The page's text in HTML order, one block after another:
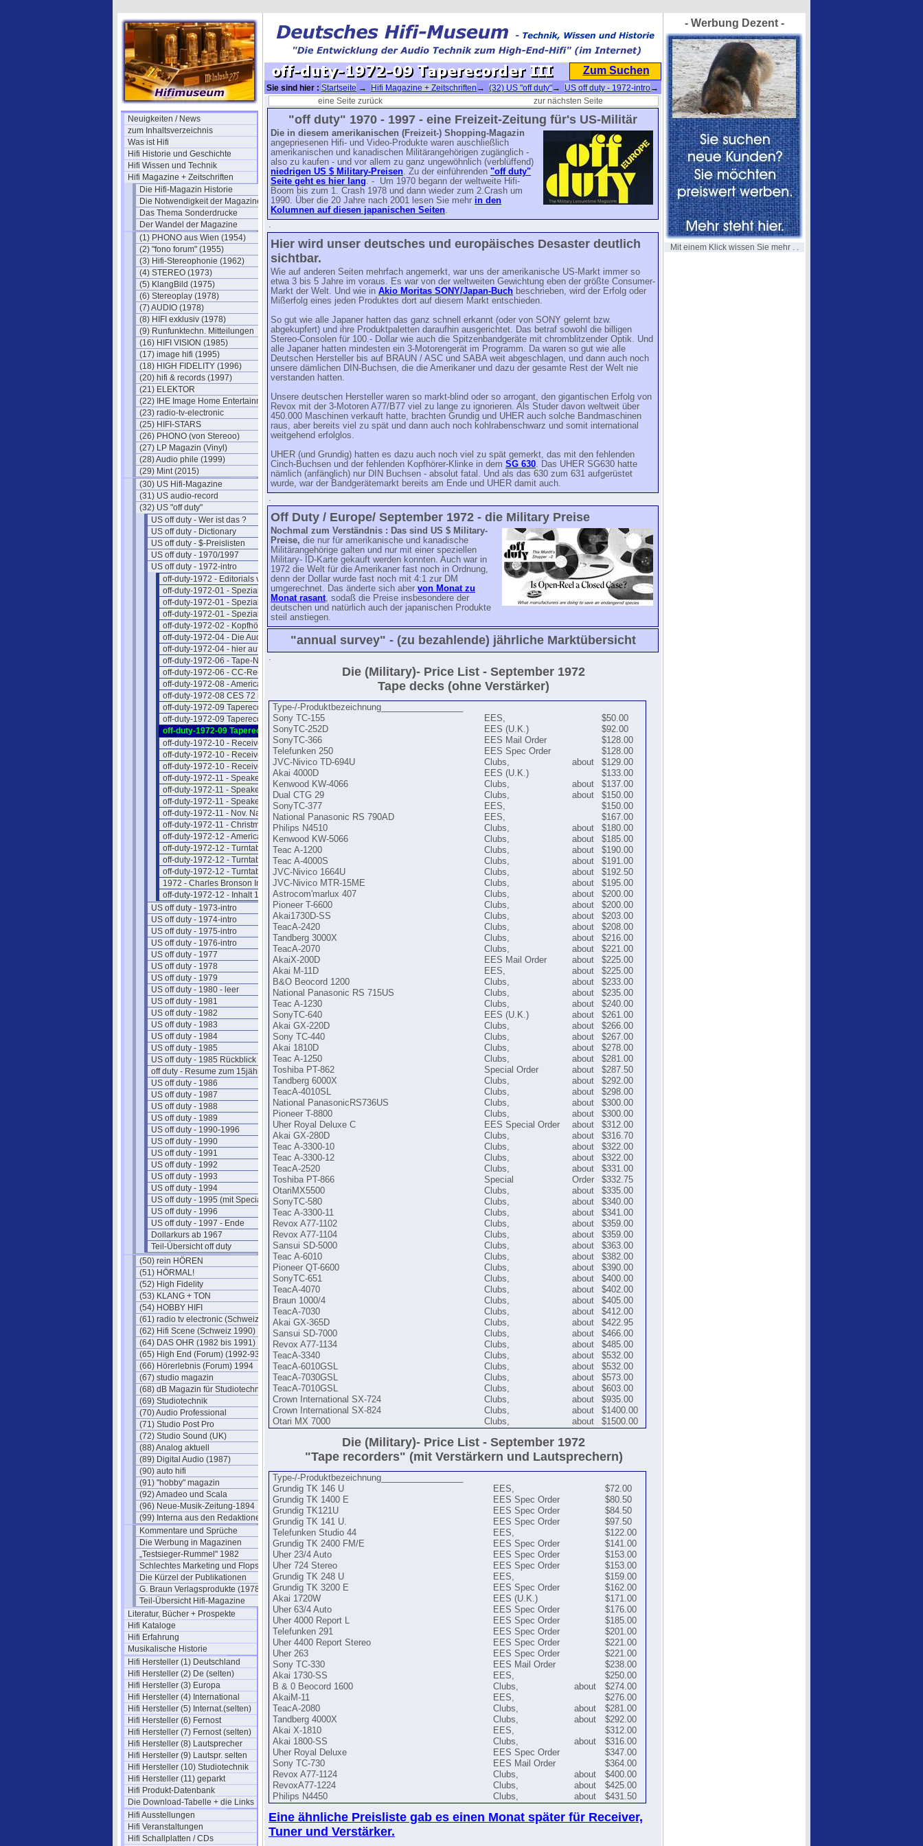
Neuigkeiten / News
zum Inhaltsverzeichnis
Was ist Hifi
Hifi Historie und Geschichte
Hifi Wissen und Technik
Hifi Magazine + Zeitschriften
Die Hifi-Magazin Historie
Die Notwendigkeit der Magazine
Das Thema Sonderdrucke
Der Wandel der Magazine
(1) PHONO aus Wien (1954)
(2) "fono forum" (1955)
(3) Hifi-Stereophonie (1962)
(4) STEREO (1973)
(5) KlangBild (1975)
(6) Stereoplay (1978)
(7) AUDIO (1978)
(8) HIFI exklusiv (1978)
(9) Runfunktechn. Mitteilungen
(16) HIFI VISION (1985)
(17) image hifi (1995)
(18) HIGH FIDELITY (1996)
(20) hifi & records (1997)
(21) ELEKTOR
(22) IHE Image Home Entertainment
(23) radio-tv-electronic
(25) HIFI-STARS
(26) PHONO (von Stereoo)
(27) LP Magazin (Vinyl)
(28) Audio phile (1999)
(29) Mint (2015)
(30) US Hifi-Magazine
(31) US audio-record
(32) US "off duty"
US off duty - Wer ist das ?
US off duty - Dictionary
US off duty - $-Preislisten
US off duty - 1970/1997
US off duty - 1972-intro
off-duty-1972 - Editorials von 1-12
off-duty-1972-01 - Spezial-Hifi I
off-duty-1972-01 - Spezial-Hifi II
off-duty-1972-01 - Spezial-Hifi III
off-duty-1972-02 - Kopfhörer
off-duty-1972-04 - Die Audio Clubs
off-duty-1972-04 - hier auf deutsch
off-duty-1972-06 - Tape-News
off-duty-1972-06 - CC-Recorder
off-duty-1972-08 - American Cars
off-duty-1972-08 CES 72 in Chicago
off-duty-1972-09 Taperecorder I
off-duty-1972-09 Taperecorder II
off-duty-1972-09 Taperecorder III
off-duty-1972-10 - Receiver Intro
off-duty-1972-10 - Receiver Liste
off-duty-1972-10 - Receiver Preise
off-duty-1972-11 - Speaker Intro
off-duty-1972-11 - Speaker Liste
off-duty-1972-11 - Speaker Preise
off-duty-1972-11 - Nov. Nachtrag
off-duty-1972-11 - Christm-Shopper
off-duty-1972-12 - American Cars
off-duty-1972-12 - Turntab. Intro
off-duty-1972-12 - Turntable Liste
off-duty-1972-12 - Turntab.Preise
1972 - Charles Bronson Interview
off-duty-1972-12 - Inhalt 1972
US off duty - 1973-intro
US off duty - 1974-intro
US off duty - 1975-intro
US off duty - 1976-intro
US off duty - 1977
US off duty - 1978
US off duty - 1979
US off duty - 1980 - leer
US off duty - 1981
US off duty - 1982
US off duty - 1983
US off duty - 1984
US off duty - 1985
US off duty - 1985 Rückblick
off duty - Resume zum 15jährigen
US off duty - 1986
US off duty - 1987
US off duty - 1988
US off duty - 1989
US off duty - 1990-1996
US off duty - 1990
US off duty - 1991
US off duty - 1992
US off duty - 1993
US off duty - 1994
US off duty - 1995 (mit Special)
US off duty - 1996
US off duty - 1997 - Ende
Dollarkurs ab 1967
Teil-Übersicht off duty
(50) rein HÖREN
(51) HÖRMAL!
(52) High Fidelity
(53) KLANG + TON
(54) HOBBY HIFI
(61) radio tv electronic (Schweiz)
(62) Hifi Scene (Schweiz 1990)
(64) DAS OHR (1982 bis 1991)
(65) High End (Forum) (1992-93)
(66) Hörerlebnis (Forum) 1994
(67) studio magazin
(68) dB Magazin für Studiotechnik
(69) Studiotechnik
(70) Audio Professional
(71) Studio Post Pro
(72) Studio Sound (UK)
(88) Analog aktuell
(89) Digital Audio (1987)
(90) auto hifi
(91) "hobby" magazin
(92) Amadeo und Scala
(96) Neue-Musik-Zeitung-1894
(99) Interna aus den Redaktionen
Kommentare und Sprüche
Die Werbung in Magazinen
„Testsieger-Rummel" 1982
Schlechtes Marketing und Flops
Die Kürzel der Publikationen
G. Braun Verlagsprodukte (1978)
Teil-Übersicht Hifi-Magazine
Literatur, Bücher + Prospekte
Hifi Kataloge
Hifi Erfahrung
Musikalische Historie
Hifi Hersteller (1) Deutschland
Hifi Hersteller (2) De (selten)
Hifi Hersteller (3) Europa
Hifi Hersteller (4) International
Hifi Hersteller (5) Internat.(selten)
Hifi Hersteller (6) Fernost
Hifi Hersteller (7) Fernost (selten)
Hifi Hersteller (8) Lautsprecher
Hifi Hersteller (9) Lautspr. selten
Hifi Hersteller (10) Studiotechnik
Hifi Hersteller (11) geparkt
Hifi Produkt-Datenbank
Die Download-Tabelle + die Links
Hifi Ausstellungen
Hifi Veranstaltungen
Hifi Schallplatten / CDs
Zum Suchen
Sie sind hier : Startseite → Hifi Magazine + Zeitschriften → (32) US "off duty"→ US off duty - 1972-intro→
off-duty-1972-09 Taperecorder III
eine Seite zurück zur nächsten Seite
"off duty" 1970 - 1997 - eine Freizeit-Zeitung für's US-Militär
Die in diesem amerikanischen (Freizeit-) Shopping-Magazin
angepriesenen Hifi- und Video-Produkte waren auschließlich
amerikanischen und kanadischen Militärangehörigen zugänglich -
also zu kaufen - und vor allem zu ganz ungewöhnlich (verblüffend)
niedrigen US $ Military-Preisen. Zu der einführenden "off duty"
Seite geht es hier lang. - Um 1970 begann der weltweite Hifi-
Boom bis zum 1. Crash 1978 und dann wieder zum 2.Crash um
1990. Über die 20 Jahre nach 2001 lesen Sie mehr in den
Kolumnen auf diesen japanischen Seiten.
.
Hier wird unser deutsches und europäisches Desaster deutlich
sichtbar.
Wie auf anderen Seiten mehrfach angemerkt, war uns der amerikanische US-Markt immer so
etwa 3 bis 5 Jahre im voraus. Es war von der weltweiten Gewichtung eben der größte Consumer-
Markt der Welt. Und wie in Akio Moritas SONY/Japan-Buch beschrieben, wird der Erfolg oder
Mißerfolg eines jeden Produktes dort auf diesem Markt entschieden.
So gut wie alle Japaner hatten das ganz schnell erkannt (oder von SONY gelernt bzw.
abgekupfert) und ihre Produktpaletten daraufhin ausgerichtet. Das betraf sowohl die billigen
Stereo-Consolen für 100.- Dollar wie auch die Spitzenbandgeräte mit chromblitzender Optik. Und
alle Japaner hatten mindesten ein 3-Motorengerät im Programm. Da waren so gut wie alle
Deutschen Hersteller bis auf BRAUN / ASC und SABA weit abgeschlagen, und dann auch noch
unsere dämlichen DIN-Buchsen, die die Amerikaner und dazu der gesamte Rest der Welt nie
verstanden hatten.
Unsere deutschen Hersteller waren so markt-blind oder so arrogant, den gigantischen Erfolg von
Revox mit der 3-Motoren A77/B77 viel zu lange zu ignorieren. Als Studer davon weltweit über
450.000 Maschinen verkauft hatte, brachten Grundig und UHER auch solche Bandmaschinen
raus, aber bereits viel zu spät und dann auch noch kohlrabenschwarz und somit international
weitgehend erfolglos.
UHER (und Grundig) hatten es dazu auch noch viel zu spät gemerkt, das mit den fehlenden
Cinch-Buchsen und der fehlenden Kopfhörer-Klinke in dem SG 630. Das UHER SG630 hatte
nämlich (anfänglich) nur DIN Buchsen - absolut fatal. Und als das 630 zum 631 aufgerüstet
wurde, war der Bandgerätemarkt bereits am Ende und UHER damit auch.
.
Off Duty / Europe/ September 1972 - die Military Preise
Nochmal zum Verständnis : Das sind US $ Military-
Preise, die nur für amerikanische und kanadische
Militärangehörige galten und nur mit einer speziellen
Military- ID-Karte gekauft werden konnten. Auch war in
1972 die Welt für die Amerikaner fast noch in Ordnung,
denn der Dollar wurde fast noch mit 4:1 zur DM
umgerechnet. Das änderte sich aber von Monat zu
Monat rasant, sodaß die Preise insbesondere der
deutschen und natürlich auch der japanischen Produkte
steil anstiegen.
"annual survey" - (zu bezahlende) jährliche Marktübersicht
.
Die (Military)- Price List - September 1972
Tape decks (ohne Verstärker)
Type-/-Produktbezeichnung_________________
Sony TC-155
EES,
$50.00
SonyTC-252D
EES (U.K.)
$92.00
SonyTC-366
EES Mail Order
$128.00
Telefunken 250
EES Spec Order
$128.00
JVC-Nivico TD-694U
Clubs, about
$129.00
Akai 4000D
EES (U.K.)
$133.00
Kenwood KW-4066
Clubs, about
$137.00
Dual CTG 29
Clubs, about
$150.00
SonyTC-377
EES,
$150.00
National Panasonic RS 790AD
EES,
$167.00
Philips N4510
Clubs, about
$180.00
Kenwood KW-5066
Clubs, about
$185.00
Teac A-1200
Clubs, about
$190.00
Teac A-4000S
Clubs, about
$191.00
JVC-Nivico 1664U
Clubs, about
$192.50
JVC-Nivico MTR-15ME
Clubs, about
$195.00
Astrocom'marlux 407
Clubs, about
$200.00
Pioneer T-6600
Clubs, about
$200.00
Akai1730D-SS
Clubs, about
$203.00
TeacA-2420
Clubs, about
$208.00
Tandberg 3000X
Clubs, about
$216.00
TeacA-2070
Clubs, about
$221.00
AkaiX-200D
EES Mail Order about
$225.00
Akai M-11D
EES, about
$225.00
B&O Beocord 1200
Clubs, about
$233.00
National Panasonic RS 715US
Clubs, about
$235.00
Teac A-1230
Clubs, about
$240.00
SonyTC-640
EES (U.K.) about
$261.00
Akai GX-220D
Clubs, about
$266.00
Sony TC-440
Clubs, about
$267.00
Akai 1810D
Clubs, about
$278.00
Teac A-1250
Clubs, about
$281.00
Toshiba PT-862
Special Order about
$287.50
Tandberg 6000X
Clubs, about
$292.00
TeacA-4010SL
Clubs, about
$298.00
National PanasonicRS736US
Clubs, about
$300.00
Pioneer T-8800
Clubs, about
$300.00
Uher Royal Deluxe C
EES Special Order about
$312.00
Akai GX-280D
Clubs, about
$316.70
Teac A-3300-10
Clubs, about
$322.00
Teac A-3300-12
Clubs, about
$322.00
TeacA-2520
Clubs, about
$331.00
Toshiba PT-866
Special Order
$332.75
OtariMX5500
Clubs, about
$335.00
SonyTC-580
Clubs, about
$340.00
Teac A-3300-11
Clubs, about
$341.00
Revox A77-1102
Clubs, about
$359.00
Revox A77-1104
Clubs, about
$359.00
Sansui SD-5000
Clubs, about
$363.00
Teac A-6010
Clubs, about
$382.00
Pioneer QT-6600
Clubs, about
$390.00
SonyTC-651
Clubs, about
$400.00
TeacA-4070
Clubs, about
$402.00
Braun 1000/4
Clubs, about
$405.00
TeacA-7030
Clubs, about
$412.00
Akai GX-365D
Clubs, about
$422.95
Sansui SD-7000
Clubs, about
$466.00
Revox A77-1134
Clubs, about
$485.00
TeacA-3340
Clubs, about
$532.00
TeacA-6010GSL
Clubs, about
$532.00
TeacA-7030GSL
Clubs, about
$573.00
TeacA-7010GSL
Clubs, about
$603.00
Crown International SX-724
Clubs, about
$935.00
Crown International SX-824
Clubs, about
$1400.00
Otari MX 7000
Clubs, about $1500.00
Die (Military)- Price List - September 1972
"Tape recorders" (mit Verstärkern und Lautsprechern)
Type-/-Produktbezeichnung_________________
Grundig TK 146 U
EES,
$72.00
Grundig TK 1400 E
EES Spec Order
$80.50
Grundig TK121U
EES Spec Order
$84.50
Grundig TK 141 U.
EES Spec Order
$97.50
Telefunken Studio 44
EES,
$122.00
Grundig TK 2400 FM/E
EES Spec Order
$141.00
Uher 23/4 Auto
EES Spec Order
$153.00
Uher 724 Stereo
EES Spec Order
$153.00
Grundig TK 248 U
EES,
$159.00
Grundig TK 3200 E
EES Spec Order
$162.00
Akai 1720W
EES (U.K.)
$171.00
Uher 63/4 Auto
EES Spec Order
$176.00
Uher 4000 Report L
EES Spec Order
$185.00
Telefunken 291
EES Spec Order
$201.00
Uher 4400 Report Stereo
EES Spec Order
$221.00
Uher 263
EES Spec Order
$221.00
Sony TC-330
EES Mail Order
$238.00
Akai 1730-SS
EES,
$250.00
B & 0 Beocord 1600
Clubs, about
$274.00
AkaiM-11
EES,
$276.00
TeacA-2080
Clubs, about
$281.00
Tandberg 4000X
Clubs, about
$292.00
Akai X-1810
EES,
$312.00
Akai 1800-SS
Clubs, about
$316.00
Uher Royal Deluxe
EES Spec Order
$347.00
Sony TC-730
EES Mail Order
$364.00
Revox A77-1124
Clubs, about
$400.00
RevoxA77-1224
Clubs, about
$425.00
Philips N4450
Clubs, about $431.50
Eine ähnliche Preisliste gab es einen Monat später für Receiver,
Tuner und Verstärker.
- Werbung Dezent -
Mit einem Klick wissen Sie mehr . .